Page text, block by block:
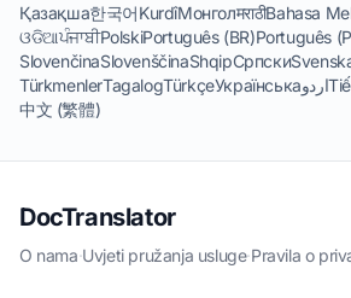
Қазақша한국어KurdîМонголमराठीBahasa
ଓଡିଆਪੰਜਾਬੀPolskiPortuguês (BR)Português
SlovenčinaSlovenščinaShqipСрпски
TürkmenlerTagalogTürkçeУкраїнськаاردو
中文 (繁體)
DocTranslator
O nama·Uvjeti pružanja usluge·Pravila o